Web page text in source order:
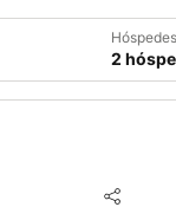
2
Partilhar